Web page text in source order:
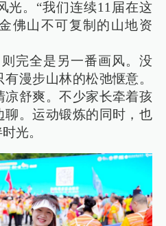
光。“我们连续11届在这
佛山不可复制的山地资
完全是另一番画风。没
漫步山林的松弛惬意。
舒爽。不少家长牵着孩
聊。运动锻炼的同时，也
光。